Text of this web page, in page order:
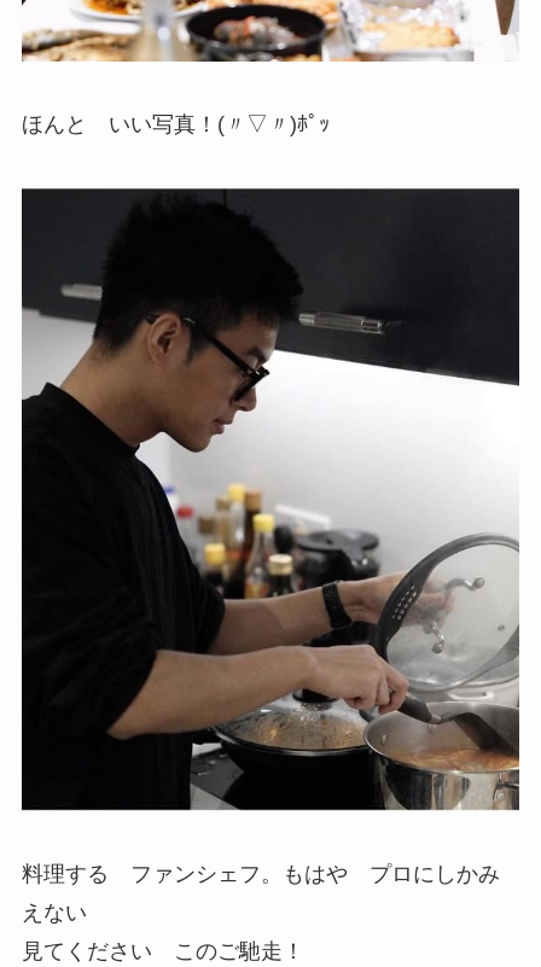
ほんと いい写真！(〃▽〃)ﾎﾟｯ
料理する ファンシェフ。もはや プロにしかみ
えない
見てください このご馳走！